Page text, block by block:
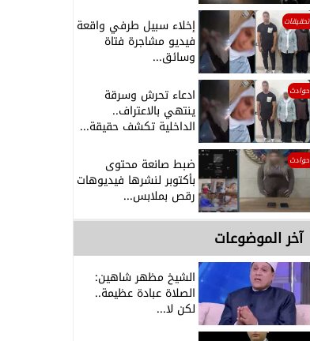
تحقيقات إخلاء سبيل طرفي واقعة
فيديو مشاجرة فتاة
وسائق...
حوادث ادعاء تحرش وسرقة
ينتهي بالاعتراف..
الداخلية تكشف حقيقة...
حوادث ضبط صانعة محتوى
بأكتوبر لنشرها فيديوهات
رقص بملابس...
آخر الموضوعات
الشيخ مظهر شاهين:
الصلاة عبادة عظيمة..
لكن لا...